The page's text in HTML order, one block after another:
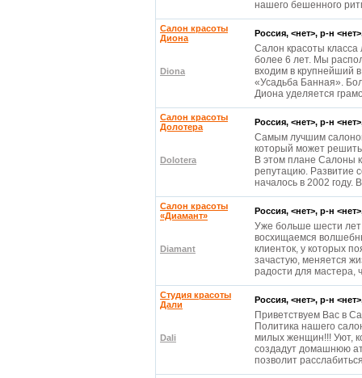
нашего бешенного
Салон красоты
Диона
Россия, <нет>, р-н
Diona
Салон красоты
более 6 лет. Мы
входим в крупнейший
«Усадьба Банная».
Диона уделяется
Салон красоты
Долотера
Россия, <нет>, р-н
Dolotera
Самым лучшим
который может
В этом плане Салоны
репутацию. Развитие
началось в 2002
Салон красоты
«Диамант»
Россия, <нет>, р-н
Diamant
Уже больше шести
восхищаемся
клиенток, у которых
зачастую, меняется
радости для мастера,
Студия красоты
Дали
Россия, <нет>, р-н
Dali
Приветствуем Вас в
Политика нашего
милых женщин!!! Уют,
создадут домашнюю
позволит